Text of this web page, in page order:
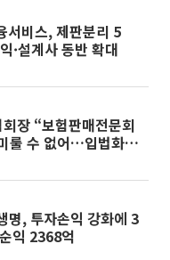
서비스, 제판분리 5
·설계사 동반 확대
장 “보험판매전문회
룰 수 없어…입법화
명, 투자손익 강화에 3
익 2368억